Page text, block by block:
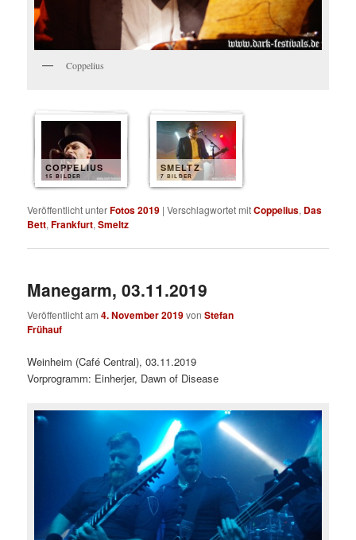
Coppelius
COPPELIUS
15 BILDER
SMELTZ
7 BILDER
Veröffentlicht unterFotos 2019 |Verschlagwortet mitCoppelius, Das
Bett,Frankfurt,Smeltz
Manegarm, 03.11.2019
Veröffentlicht am4. November 2019vonStefan
Frühauf
Weinheim (Café Central), 03.11.2019
Vorprogramm: Einherjer, Dawn of Disease